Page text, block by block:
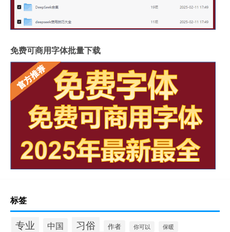
免费可商用字体批量下载
标签
专业 中国 习俗 作者 你可以 保暖